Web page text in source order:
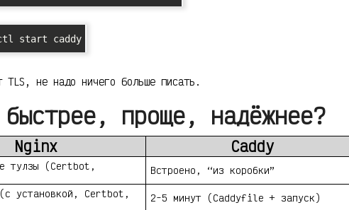
start caddy
не надо ничего больше писать.
проще, надёжнее?
Nginx Caddy
тулзы (Certbot, Встроено, “из коробки”
установкой, Certbot,
2-5 минут (Caddyfile + запуск)